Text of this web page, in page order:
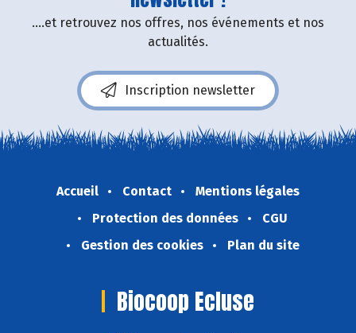
....et retrouvez nos offres, nos événements et nos
actualités.
Inscription newsletter
Accueil Contact
Mentions légales
Protection des données
CGU
Gestion des cookies
Plan du site
Biocoop Ecluse